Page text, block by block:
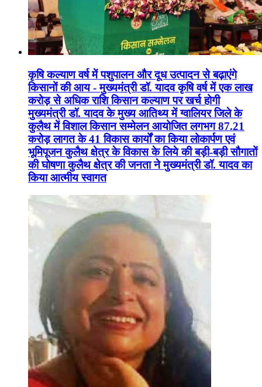
कृषि कल्याण वर्ष में पशुपालन और दूध उत्पादन से बढ़ाएंगे
किसानों की आय - मुख्यमंत्री डॉ. यादव कृषि वर्ष में एक लाख
करोड़ से अधिक राशि किसान कल्याण पर खर्च होगी
मुख्यमंत्री डॉ. यादव के मुख्य आतिथ्य में ग्वालियर जिले के
कुलैथ में विशाल किसान सम्मेलन आयोजित लगभग 87.21
करोड़ लागत के 41 विकास कार्यों का किया लोकार्पण एवं
भूमिपूजन कुलैथ क्षेत्र के विकास के लिये की बड़ी-बड़ी सौगातों
की घोषणा कुलैथ क्षेत्र की जनता ने मुख्यमंत्री डॉ. यादव का
किया आत्मीय स्वागत